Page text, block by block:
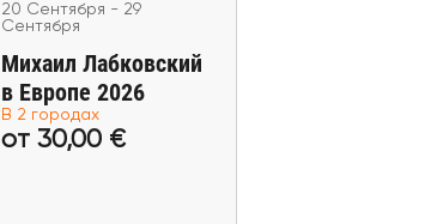
от 30,00 €
20 Сентября - 29
Сентября
Михаил Лабковский
в Европе 2026
В 2 городах
от 30,00 €